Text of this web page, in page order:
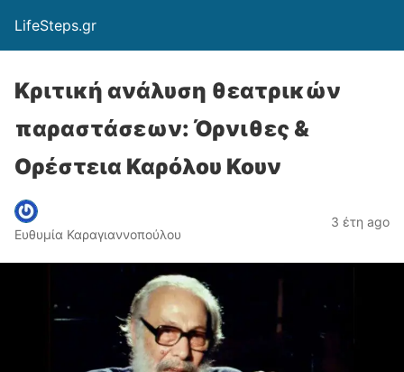
LifeSteps.gr
Κριτική ανάλυση θεατρικών
παραστάσεων: Όρνιθες &
Ορέστεια Καρόλου Κουν
Ευθυμία Καραγιαννοπούλου
3 έτη ago